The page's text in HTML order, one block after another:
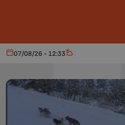
Aujourd'hui
07/08/26 - 12:33 Météo